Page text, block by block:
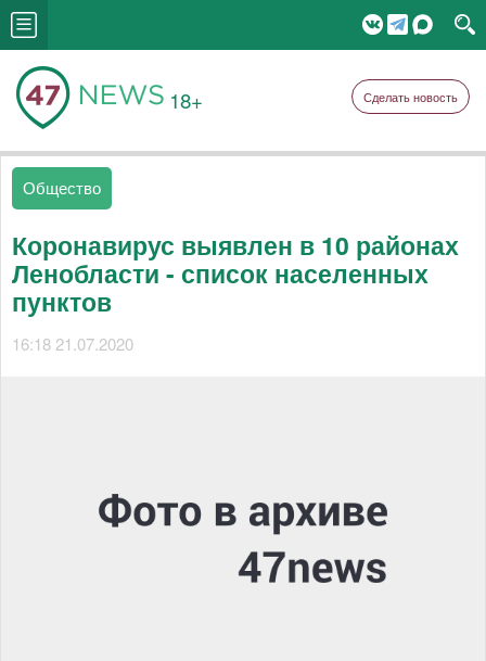
18+ Сделать новость
Общество
Коронавирус выявлен в 10 районах
Ленобласти - список населенных
пунктов
16:18 21.07.2020